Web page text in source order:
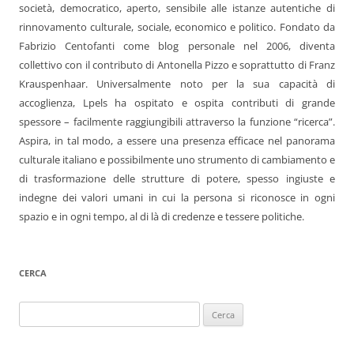
società, democratico, aperto, sensibile alle istanze autentiche di
rinnovamento culturale, sociale, economico e politico. Fondato da
Fabrizio Centofanti come blog personale nel 2006, diventa
collettivo con il contributo di Antonella Pizzo e soprattutto di Franz
Krauspenhaar. Universalmente noto per la sua capacità di
accoglienza, Lpels ha ospitato e ospita contributi di grande
spessore – facilmente raggiungibili attraverso la funzione “ricerca”.
Aspira, in tal modo, a essere una presenza efficace nel panorama
culturale italiano e possibilmente uno strumento di cambiamento e
di trasformazione delle strutture di potere, spesso ingiuste e
indegne dei valori umani in cui la persona si riconosce in ogni
spazio e in ogni tempo, al di là di credenze e tessere politiche.
CERCA
per: